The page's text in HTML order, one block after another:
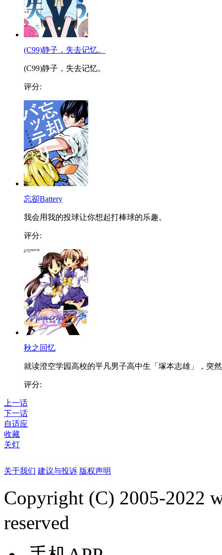
(C99)静子，失去记忆。
(C99)静子，失去记忆。
评分:
忘卻Battery
我会用我的投球让你想起打棒球的乐趣。
评分:
秋之回忆
就读澄空学园高校的平凡男子高中生「塚本志雄」，突
评分:
上一话
下一话
自适应
收藏
关灯
关于我们 建议与投诉 版权声明
Copyright (C) 2005-2022
reserved